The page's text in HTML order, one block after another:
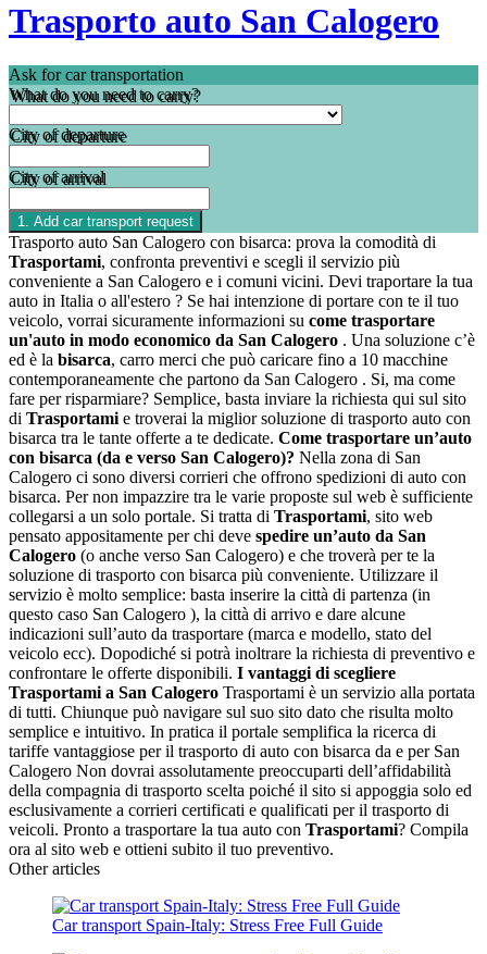
Trasporto auto San Calogero
Ask for car transportation
What do you need to carry?
City of departure
City of arrival
Trasporto auto San Calogero con bisarca: prova la comodità di
Trasportami, confronta preventivi e scegli il servizio più
conveniente a San Calogero e i comuni vicini. Devi traportare la tua
auto in Italia o all'estero ? Se hai intenzione di portare con te il tuo
veicolo, vorrai sicuramente informazioni su come trasportare
un'auto in modo economico da San Calogero . Una soluzione c’è
ed è la bisarca, carro merci che può caricare fino a 10 macchine
contemporaneamente che partono da San Calogero . Si, ma come
fare per risparmiare? Semplice, basta inviare la richiesta qui sul sito
di Trasportami e troverai la miglior soluzione di trasporto auto con
bisarca tra le tante offerte a te dedicate. Come trasportare un’auto
con bisarca (da e verso San Calogero)? Nella zona di San
Calogero ci sono diversi corrieri che offrono spedizioni di auto con
bisarca. Per non impazzire tra le varie proposte sul web è sufficiente
collegarsi a un solo portale. Si tratta di Trasportami, sito web
pensato appositamente per chi deve spedire un’auto da San
Calogero (o anche verso San Calogero) e che troverà per te la
soluzione di trasporto con bisarca più conveniente. Utilizzare il
servizio è molto semplice: basta inserire la città di partenza (in
questo caso San Calogero ), la città di arrivo e dare alcune
indicazioni sull’auto da trasportare (marca e modello, stato del
veicolo ecc). Dopodiché si potrà inoltrare la richiesta di preventivo e
confrontare le offerte disponibili. I vantaggi di scegliere
Trasportami a San Calogero Trasportami è un servizio alla portata
di tutti. Chiunque può navigare sul suo sito dato che risulta molto
semplice e intuitivo. In pratica il portale semplifica la ricerca di
tariffe vantaggiose per il trasporto di auto con bisarca da e per San
Calogero Non dovrai assolutamente preoccuparti dell’affidabilità
della compagnia di trasporto scelta poiché il sito si appoggia solo ed
esclusivamente a corrieri certificati e qualificati per il trasporto di
veicoli. Pronto a trasportare la tua auto con Trasportami? Compila
ora al sito web e ottieni subito il tuo preventivo.
Other articles
Car transport Spain-Italy: Stress Free Full Guide